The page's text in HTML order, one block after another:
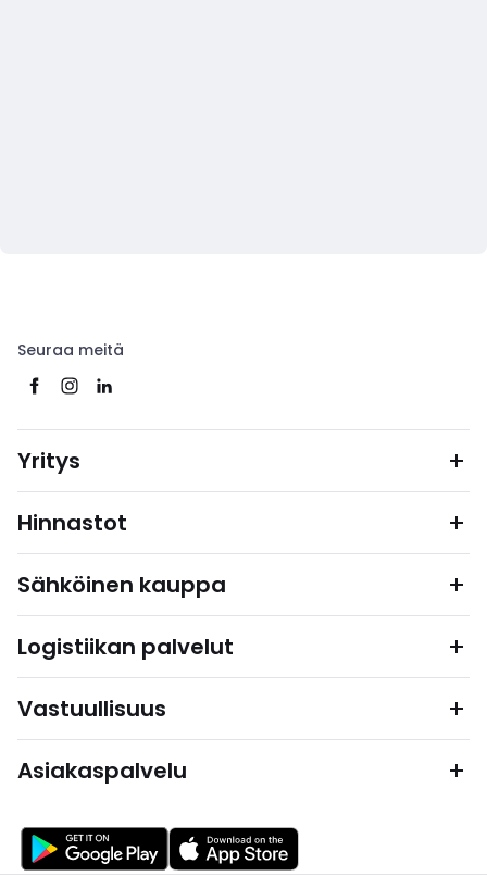
Seuraa meitä
Yritys
Hinnastot
Sähköinen kauppa
Logistiikan palvelut
Vastuullisuus
Asiakaspalvelu